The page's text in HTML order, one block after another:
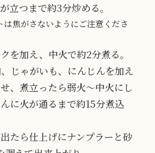
立つまで約3分炒める。
焦がさないようにご注意くださ
加え、中火で約2分煮る。
じゃがいも、にんじんを加え
、煮立ったら弱火～中火にし
に火が通るまで約15分煮込
たら仕上げにナンプラーと砂